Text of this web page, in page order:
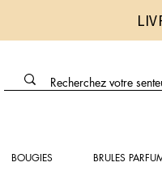
BOUGIES BRULES